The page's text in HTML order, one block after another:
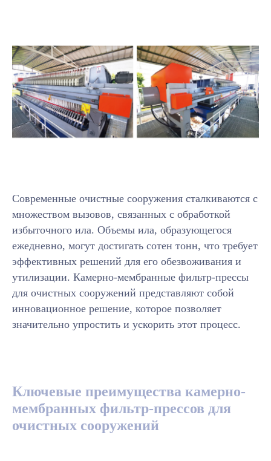
Современные очистные сооружения сталкиваются с
множеством вызовов, связанных с обработкой
избыточного ила. Объемы ила, образующегося
ежедневно, могут достигать сотен тонн, что требует
эффективных решений для его обезвоживания и
утилизации. Камерно-мембранные фильтр-прессы
для очистных сооружений представляют собой
инновационное решение, которое позволяет
значительно упростить и ускорить этот процесс.
Ключевые преимущества камерно-
мембранных фильтр-прессов для
очистных сооружений